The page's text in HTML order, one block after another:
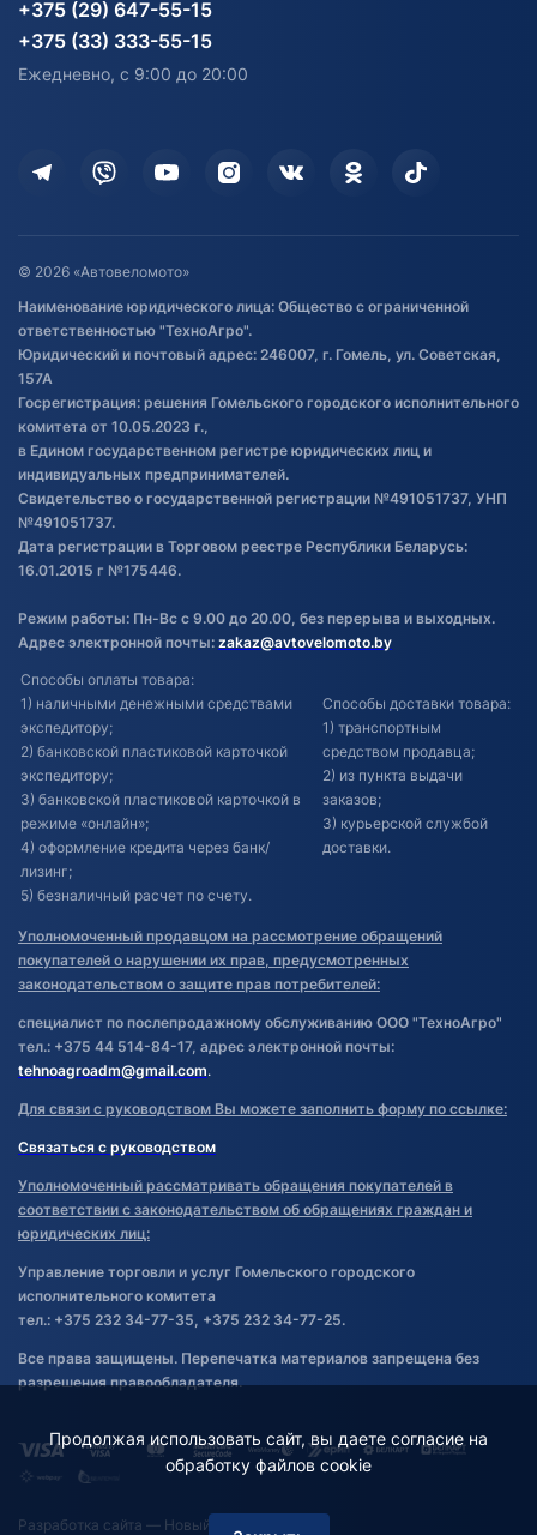
Карта сайта
Информация до получения
согласия на обработку
Доставка
Дополнительные услуги
Оставить отзыв
Договор публичной оферты
Обработка файлов cookie
Постановка транспорта на учет
Обновления в ЭПТС 2024
Водный транспорт
Электротранспорт
Здоровье
Агротехника
Электротранспорт
+375 (29) 647-55-15
+375 (33) 333-55-15
Ежедневно, с 9:00 до 20:00
© 2026 «Автовеломото»
Наименование юридического лица: Общество с ограниченной
ответственностью "ТехноАгро".
Юридический и почтовый адрес: 246007, г. Гомель, ул. Советская,
157А
Госрегистрация: решения Гомельского городского исполнительного
комитета от 10.05.2023 г.,
в Едином государственном регистре юридических лиц и
индивидуальных предпринимателей.
Свидетельство о государственной регистрации №491051737, УНП
№491051737.
Дата регистрации в Торговом реестре Республики Беларусь:
16.01.2015 г №175446.
Режим работы: Пн-Вс с 9.00 до 20.00, без перерыва и выходных.
Адрес электронной почты: zakaz@avtovelomoto.by
Способы оплаты товара:
1) наличными денежными средствами
экспедитору;
2) банковской пластиковой карточкой
экспедитору;
3) банковской пластиковой карточкой в
режиме «онлайн»;
4) оформление кредита через банк/
лизинг;
5) безналичный расчет по счету.
Способы доставки товара:
1) транспортным
средством продавца;
2) из пункта выдачи
заказов;
3) курьерской службой
доставки.
Уполномоченный продавцом на рассмотрение обращений
покупателей о нарушении их прав, предусмотренных
законодательством о защите прав потребителей:
специалист по послепродажному обслуживанию ООО "ТехноАгро"
тел.: +375 44 514-84-17, адрес электронной почты:
tehnoagroadm@gmail.com.
Для связи с руководством Вы можете заполнить форму по ссылке:
Связаться с руководством
Уполномоченный рассматривать обращения покупателей в
соответствии с законодательством об обращениях граждан и
юридических лиц:
Управление торговли и услуг Гомельского городского
исполнительного комитета
тел.: +375 232 34-77-35, +375 232 34-77-25.
Все права защищены. Перепечатка материалов запрещена без
разрешения правообладателя.
Разработка сайта — Новый Сайт
Продолжая использовать сайт, вы даете согласие на
обработку файлов cookie